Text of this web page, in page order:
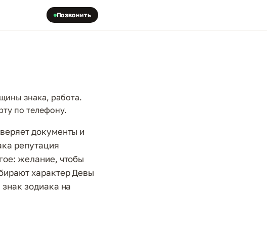
Позвонить
знака, работа.
по телефону.
документы и
репутация
желание, чтобы
характер Девы
зодиака на